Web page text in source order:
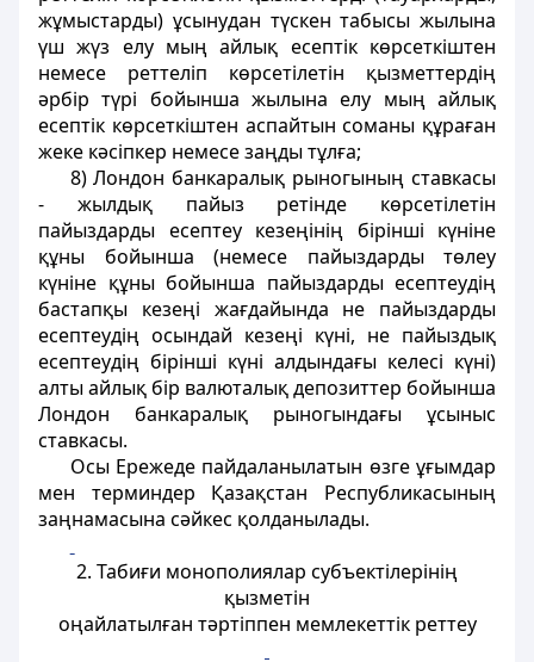
жұмыстарды) ұсынудан түскен табысы жылына
үш жүз елу мың айлық есептiк көрсеткiштен
немесе реттелiп көрсетілетiн қызметтердiң
әрбір түрi бойынша жылына елу мың айлық
есептiк көрсеткiштен аспайтын соманы құраған
жеке кәсiпкер немесе заңды тұлға;
8) Лондон банкаралық рыногының ставкасы
- жылдық пайыз ретінде көрсетiлетiн
пайыздарды есептеу кезеңінің бірiншi күнiне
құны бойынша (немесе пайыздарды төлеу
күнiне құны бойынша пайыздарды есептеудiң
бастапқы кезеңi жағдайында не пайыздарды
есептеудiң осындай кезеңi күнi, не пайыздық
есептеудiң бірiншi күнi алдындағы келесi күнi)
алты айлық бір валюталық депозиттер бойынша
Лондон банкаралық рыногындағы ұсыныс
ставкасы.
Осы Ережеде пайдаланылатын өзге ұғымдар
мен терминдер Қазақстан Республикасының
заңнамасына сәйкес қолданылады.
2. Табиғи монополиялар субъектілерiнiң
қызметiн
оңайлатылған тәртiппен мемлекеттік реттеу